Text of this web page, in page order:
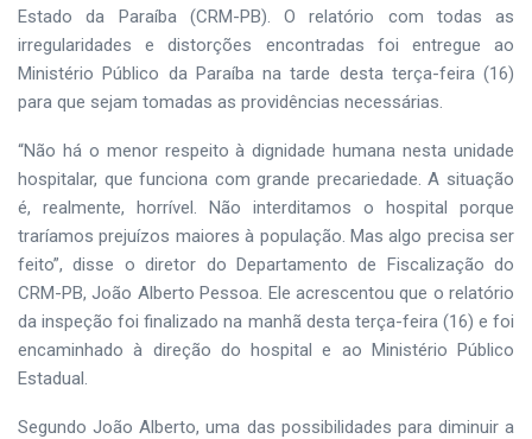
Estado da Paraíba (CRM-PB). O relatório com todas as
irregularidades e distorções encontradas foi entregue ao
Ministério Público da Paraíba na tarde desta terça-feira (16)
para que sejam tomadas as providências necessárias.
“Não há o menor respeito à dignidade humana nesta unidade
hospitalar, que funciona com grande precariedade. A situação
é, realmente, horrível. Não interditamos o hospital porque
traríamos prejuízos maiores à população. Mas algo precisa ser
feito”, disse o diretor do Departamento de Fiscalização do
CRM-PB, João Alberto Pessoa. Ele acrescentou que o relatório
da inspeção foi finalizado na manhã desta terça-feira (16) e foi
encaminhado à direção do hospital e ao Ministério Público
Estadual.
Segundo João Alberto, uma das possibilidades para diminuir a